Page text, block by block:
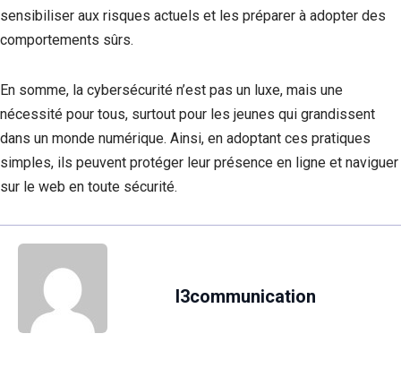
sensibiliser aux risques actuels et les préparer à adopter des
comportements sûrs.
En somme, la cybersécurité n’est pas un luxe, mais une
nécessité pour tous, surtout pour les jeunes qui grandissent
dans un monde numérique. Ainsi, en adoptant ces pratiques
simples, ils peuvent protéger leur présence en ligne et naviguer
sur le web en toute sécurité.
l3communication